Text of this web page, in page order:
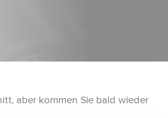
aber kommen Sie bald wieder